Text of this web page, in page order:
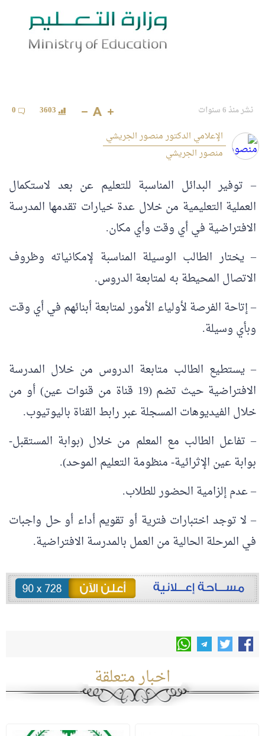
نشر منذ 6 سنوات 3603
0
الإعلامي الدكتور منصور الجريشي
منصور الجريشي
– توفير البدائل المناسبة للتعليم عن بعد لاستكمال
العملية التعليمية من خلال عدة خيارات تقدمها المدرسة
الافتراضية في أي وقت وأي مكان.
– يختار الطالب الوسيلة المناسبة لإمكانياته وظروف
الاتصال المحيطة به لمتابعة الدروس.
– إتاحة الفرصة لأولياء الأمور لمتابعة أبنائهم في أي وقت
وبأي وسيلة.
– يستطيع الطالب متابعة الدروس من خلال المدرسة
الافتراضية حيث تضم (19 قناة من قنوات عين) أو من
خلال الفيديوهات المسجلة عبر رابط القناة باليوتيوب.
– تفاعل الطالب مع المعلم من خلال (بوابة المستقبل-
بوابة عين الإثرائية- منظومة التعليم الموحد).
– عدم إلزامية الحضور للطلاب.
– لا توجد اختبارات فترية أو تقويم أداء أو حل واجبات
في المرحلة الحالية من العمل بالمدرسة الافتراضية.
اخبار متعلقة